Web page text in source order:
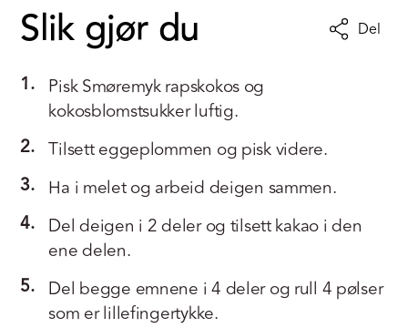
Slik gjør du Del
1. Pisk Smøremyk rapskokos og
kokosblomstsukker luftig.
2. Tilsett eggeplommen og pisk videre.
3. Ha i melet og arbeid deigen sammen.
4. Del deigen i 2 deler og tilsett kakao i den
ene delen.
5. Del begge emnene i 4 deler og rull 4 pølser
som er lillefingertykke.